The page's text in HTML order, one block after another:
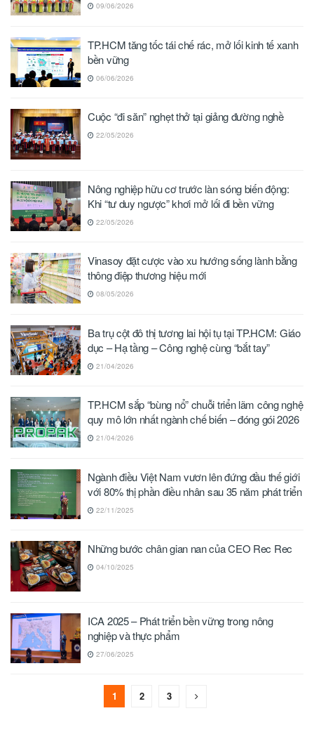
09/06/2026
TP.HCM tăng tốc tái chế rác, mở lối kinh tế xanh
bền vững
06/06/2026
Cuộc “đi săn” nghẹt thở tại giảng đường nghề
22/05/2026
Nông nghiệp hữu cơ trước làn sóng biến động:
Khi “tư duy ngược” khơi mở lối đi bền vững
22/05/2026
Vinasoy đặt cược vào xu hướng sống lành bằng
thông điệp thương hiệu mới
08/05/2026
Ba trụ cột đô thị tương lai hội tụ tại TP.HCM: Giáo
dục – Hạ tầng – Công nghệ cùng “bắt tay”
21/04/2026
TP.HCM sắp “bùng nổ” chuỗi triển lãm công nghệ
quy mô lớn nhất ngành chế biến – đóng gói 2026
21/04/2026
Ngành điều Việt Nam vươn lên đứng đầu thế giới
với 80% thị phần điều nhân sau 35 năm phát triển
22/11/2025
Những bước chân gian nan của CEO Rec Rec
04/10/2025
ICA 2025 – Phát triển bền vững trong nông
nghiệp và thực phẩm
27/06/2025
1 2 3